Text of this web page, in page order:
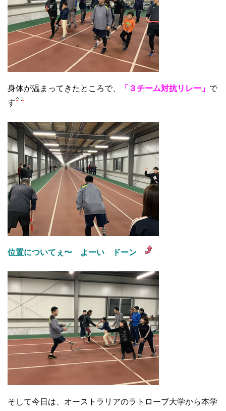
身体が温まってきたところで、 「３チーム対抗リレー」 で
す
位置についてぇ〜 よーい ドーン
そして今日は、オーストラリアのラトローブ大学から本学